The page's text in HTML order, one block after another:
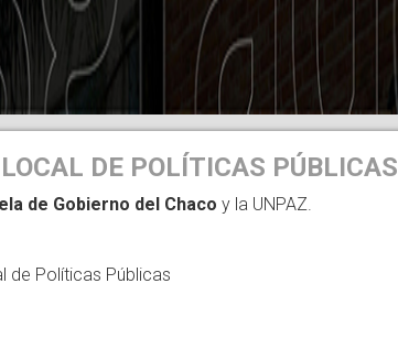
DE POLÍTICAS PÚBLICAS
de Gobierno del Chaco y la UNPAZ.
de Políticas Públicas